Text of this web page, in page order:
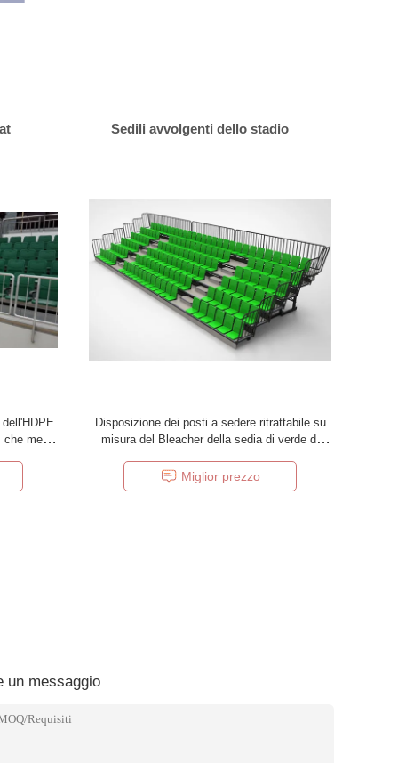
Sedili avvolgenti dello stadio
che mette
Disposizione dei posti a sedere ritrattabile su
misura del Bleacher della sedia di verde di
Miglior prezzo
un messaggio